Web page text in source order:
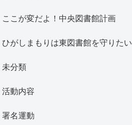
ここが変だよ！中央図書館計画
ひがしまもりは東図書館を守りたい
未分類
活動内容
署名運動